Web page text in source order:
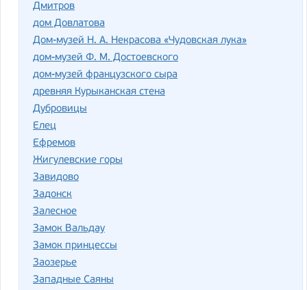
Дмитров
дом Довлатова
Дом-музей Н. А. Некрасова «Чудовская лука»
дом-музей Ф. М. Достоевского
дом-музей французского сыра
древняя Курыканская стена
Дубровицы
Елец
Ефремов
Жигулевские горы
Завидово
Задонск
Залесное
Замок Вальдау
Замок принцессы
Заозерье
Западные Саяны